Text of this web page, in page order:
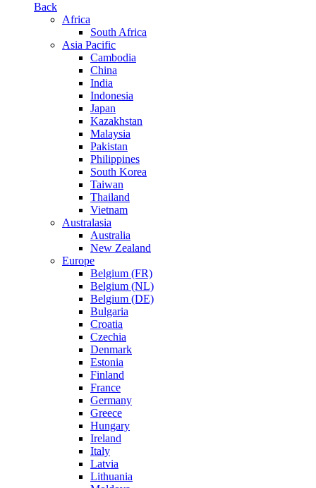
Back
Africa
South Africa
Asia Pacific
Cambodia
China
India
Indonesia
Japan
Kazakhstan
Malaysia
Pakistan
Philippines
South Korea
Taiwan
Thailand
Vietnam
Australasia
Australia
New Zealand
Europe
Belgium (FR)
Belgium (NL)
Belgium (DE)
Bulgaria
Croatia
Czechia
Denmark
Estonia
Finland
France
Germany
Greece
Hungary
Ireland
Italy
Latvia
Lithuania